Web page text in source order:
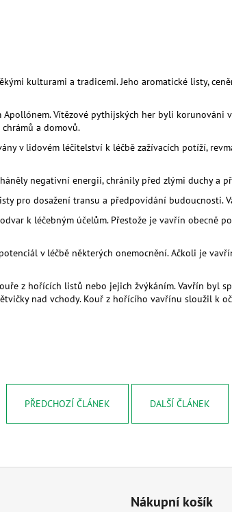
kulturami a tradicemi. Jeho aromatické listy,
Vítězové pythijských her byli
a domovů.
v lidovém léčitelství k léčbě zažívacích potíží,
negativní energii, chránily před zlými duchy a
pro dosažení transu a předpovídání
k léčebným účelům. Přestože je vavřín obecně
v léčbě některých onemocnění. Ačkoli je
z hořících listů nebo jejich žvýkáním. Vavřín byl
nad vchody. Kouř z hořícího vavřínu sloužil k
PŘEDCHOZÍ ČLÁNEK DALŠÍ ČLÁNEK
Nákupní košík